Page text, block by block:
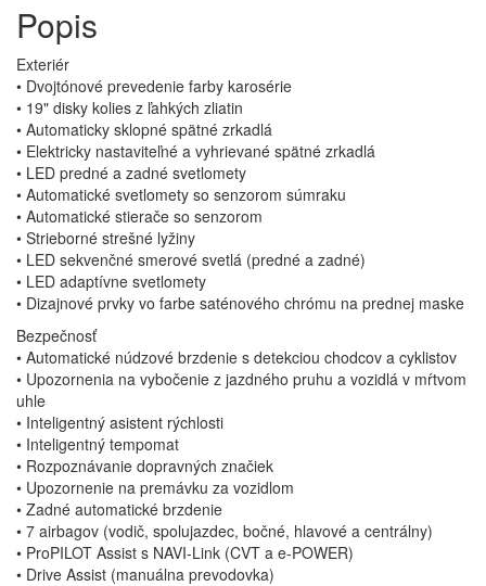
Popis
Exteriér
• Dvojtónové prevedenie farby karosérie
• 19" disky kolies z ľahkých zliatin
• Automaticky sklopné spätné zrkadlá
• Elektricky nastaviteľné a vyhrievané spätné zrkadlá
• LED predné a zadné svetlomety
• Automatické svetlomety so senzorom súmraku
• Automatické stierače so senzorom
• Strieborné strešné lyžiny
• LED sekvenčné smerové svetlá (predné a zadné)
• LED adaptívne svetlomety
• Dizajnové prvky vo farbe saténového chrómu na prednej maske
Bezpečnosť
• Automatické núdzové brzdenie s detekciou chodcov a cyklistov
• Upozornenia na vybočenie z jazdného pruhu a vozidlá v mŕtvom
uhle
• Inteligentný asistent rýchlosti
• Inteligentný tempomat
• Rozpoznávanie dopravných značiek
• Upozornenie na premávku za vozidlom
• Zadné automatické brzdenie
• 7 airbagov (vodič, spolujazdec, bočné, hlavové a centrálny)
• ProPILOT Assist s NAVI-Link (CVT a e-POWER)
• Drive Assist (manuálna prevodovka)